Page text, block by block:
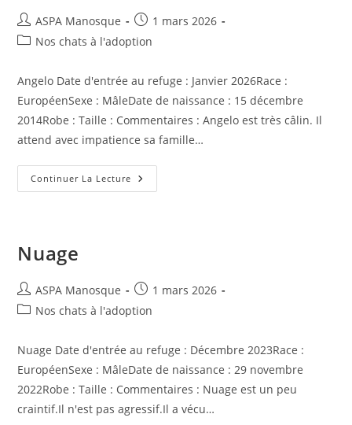
Auteur/autrice
de
ASPA Manosque
Publication
publiée :
1 mars 2026
PostNos chats à l'adoption
Angelo Date d'entrée au refuge : Janvier 2026Race :
EuropéenSexe : MâleDate de naissance : 15 décembre
2014Robe : Taille : Commentaires : Angelo est très câlin. Il
attend avec impatience sa famille…
Continuer La Lecture Angelo
Nuage
Auteur/autrice
de
ASPA Manosque
Publication
publiée :
1 mars 2026
PostNos chats à l'adoption
Nuage Date d'entrée au refuge : Décembre 2023Race :
EuropéenSexe : MâleDate de naissance : 29 novembre
2022Robe : Taille : Commentaires : Nuage est un peu
craintif.Il n'est pas agressif.Il a vécu…